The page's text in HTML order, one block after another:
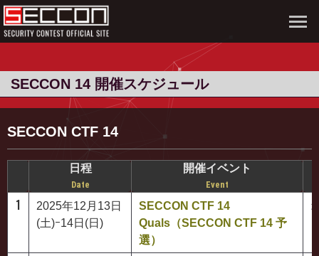
SECCON 14 開催スケジュール
SECCON CTF 14
日程
Date
開催イベント
Event
1
2025年12月13日
(土)ｰ14日(日)
SECCON CTF 14
Quals（SECCON CTF 14 予
選）